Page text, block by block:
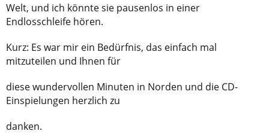
Welt, und ich könnte sie pausenlos in einer
Endlosschleife hören.
Kurz: Es war mir ein Bedürfnis, das einfach mal
mitzuteilen und Ihnen für
diese wundervollen Minuten in Norden und die CD-
Einspielungen herzlich zu
danken.